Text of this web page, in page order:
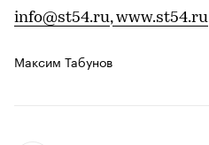
info@st54.ru,www.st54.ru
Максим Табунов